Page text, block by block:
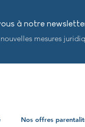
à notre
mesures
Nos offres